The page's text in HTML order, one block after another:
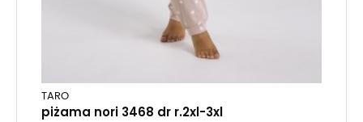
TARO
piżama nori 3468 dr r.2xl-3xl